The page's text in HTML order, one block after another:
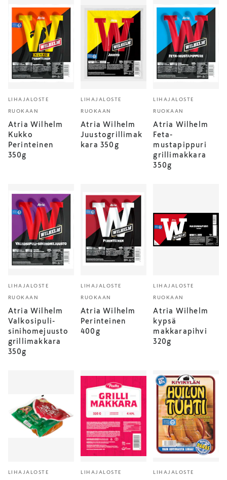
LIHAJALOSTE
RUOKAAN
Atria Wilhelm
Kukko
Perinteinen
350g
LIHAJALOSTE
RUOKAAN
Atria Wilhelm
Juustogrillimak
kara 350g
LIHAJALOSTE
RUOKAAN
Atria Wilhelm
Feta-
mustapippuri
grillimakkara
350g
LIHAJALOSTE
RUOKAAN
Atria Wilhelm
Valkosipuli-
sinihomejuusto
grillimakkara
350g
LIHAJALOSTE
RUOKAAN
Atria Wilhelm
Perinteinen
400g
LIHAJALOSTE
RUOKAAN
Atria Wilhelm
kypsä
makkarapihvi
320g
LIHAJALOSTE LIHAJALOSTE LIHAJALOSTE